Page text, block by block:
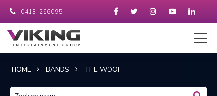
0413-296095
HOME BANDS THE WOOF